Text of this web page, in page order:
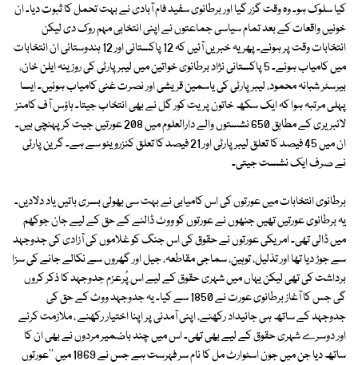
کیا سلوک ہو۔ وہ وقت گزر گیا اور برطانوی سفید فام آبادی نے بہت تحمل کا ثبوت دیا۔ ان
خونیں واقعات کے بعد تمام سیاسی جماعتوں نے اپنی انتخابی مہم روک دی لیکن
انتخابات وقت پر ہوئے۔ پھر یہ خبریں آئیں کہ 12 پاکستانی اور 12 ہندوستانی ان انتخابات
میں کامیاب ہوئے۔ 5 پاکستانی نژاد برطانوی خواتین میں لیبر پارٹی کی روزینہ ایلن خان،
بیرسٹر شبانہ محمود، لیبر پارٹی کی یاسمین قریشی اور نصرت غنی کامیاب ہوئیں۔ ایسا
پہلی مرتبہ ہوا کہ ایک سکھ خاتون پریت کور گل نے بھی انتخاب جیتا۔ ہاؤس آف کامنز
لائبریری کے مطابق 650 نشستوں والے دارالعلوم میں 208 عورتیں جیت کر پہنچی ہیں۔
ان میں 45 فیصد کا تعلق لیبر پارٹی اور 21 فیصد کا تعلق کنزرویٹو سے ہے۔ گرین پارٹی
نے صرف ایک نشست جیتی۔
برطانوی انتخابات میں عورتوں کی اس کامیابی نے بہت سی بھولی بسری باتیں یاد دلادیں۔
یہ برطانوی عورتیں تھیں جنھوں نے عورتوں کو ووٹ ڈالنے کے حق کے لیے جان جوکھم
میں ڈالی تھی۔ امریکی عورتوں نے حقوق کی اس جنگ کو غلاموں کی آزادی کی جدوجہد
سے جوڑ دیا تھا اور تذلیل، توہین، سماجی مقاطعہ، جیل اور گھروں سے نکالے جانے کی سزا
برداشت کی تھی لیکن یہاں میں شہری حقوق کے لیے اس پُرعزم جدوجہد کا ذکر کروں
گی جس کا آغاز برطانوی عورت نے 1850 سے کیا۔ یہ جدوجہد ووٹ کے حق کی
جدوجہد کے ساتھ ہی جائیداد رکھنے، اپنی آمدنی پر اپنا اختیار رکھنے ، ملازمت کرنے
اور دوسرے شہری حقوق کے لیے بھی تھی۔ اس میں چند باضمیر مردوں نے بھی ان کا
ساتھ دیا جن میں جون اسٹوارٹ مل کا نام سر فہرست ہے جس نے 1869 میں ''عورتوں